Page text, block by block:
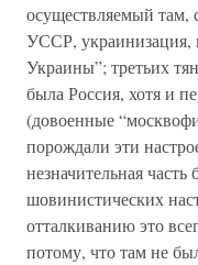
осуществляемый там,
УССР, украинизация,
Украины”; третьих
была Россия, хотя и
(довоенные
порождали эти
незначительная
шовинистических
отталкиванию это
потому, что там не